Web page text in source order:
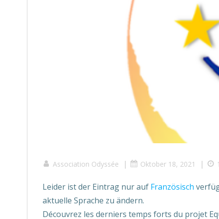
Association Odyssée | Oktober 18, 2021 |
Leider ist der Eintrag nur auf Französisch
aktuelle Sprache zu ändern.
Découvrez les derniers temps forts du projet